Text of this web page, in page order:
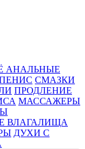
АНАЛЬНЫЕ
СМАЗКИ
ПРОДЛЕНИЕ
МАССАЖЕРЫ
ВЛАГАЛИЩА
ДУХИ С